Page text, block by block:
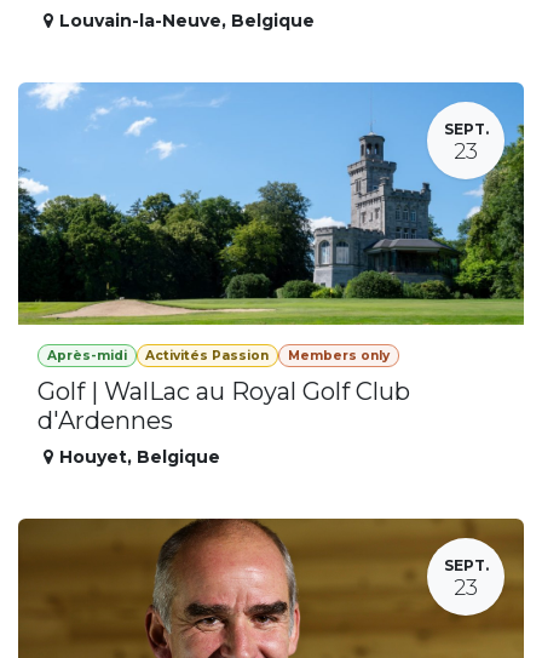
Louvain-la-Neuve, Belgique
SEPT.
23
Après-midi Activités Passion Members only
Golf | WalLac au Royal Golf Club
d'Ardennes
Houyet, Belgique
SEPT.
23